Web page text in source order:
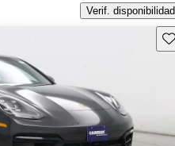
Verif. disponibilidad